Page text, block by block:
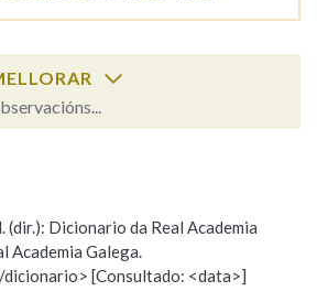
OPCIÓN:
Hai un erro na palabra
a definición
(dir.): Dicionario da Real Academia
Academia Galega.
[Consultado: <data>]